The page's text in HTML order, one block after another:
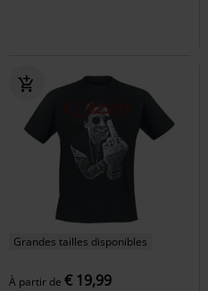
Grandes tailles disponibles
À partir de € 19,99